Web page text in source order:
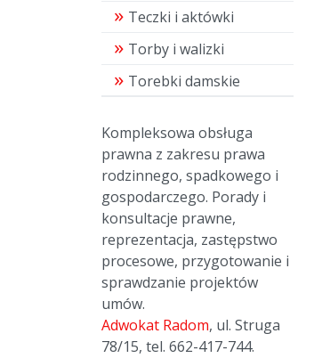
Teczki i aktówki
Torby i walizki
Torebki damskie
Kompleksowa obsługa
prawna z zakresu prawa
rodzinnego, spadkowego i
gospodarczego. Porady i
konsultacje prawne,
reprezentacja, zastępstwo
procesowe, przygotowanie i
sprawdzanie projektów
umów.
Adwokat Radom, ul. Struga
78/15, tel. 662-417-744.